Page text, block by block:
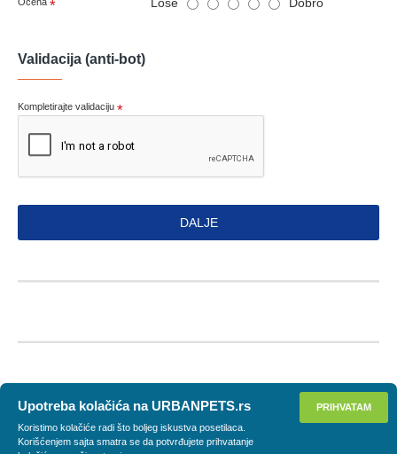
Validacija (anti-bot)
Kompletirajte validaciju
DALJE
PRIHVATAM
Upotreba kolačića na URBANPETS.rs
Koristimo kolačiće radi što boljeg iskustva posetilaca.
Korišćenjem sajta smatra se da potvrđujete prihvatanje